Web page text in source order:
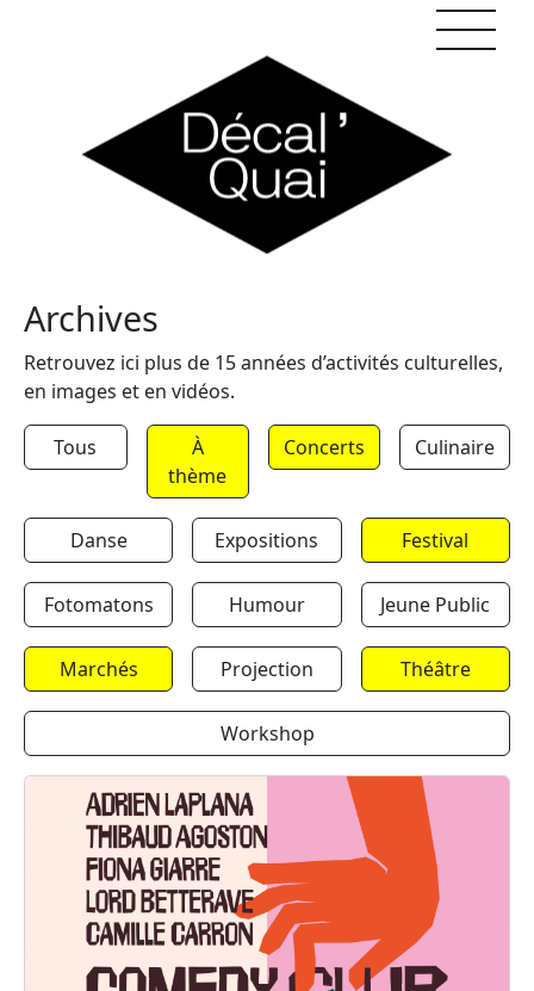
Archives
Retrouvez ici plus de 15 années d’activités culturelles,
en images et en vidéos.
Tous
À
thème
Concerts Culinaire
Danse Expositions Festival
Fotomatons Humour Jeune Public
Marchés Projection Théâtre
Workshop